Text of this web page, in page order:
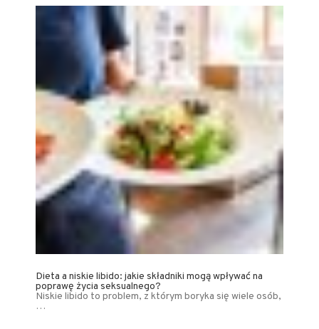
Dieta a niskie libido: jakie składniki mogą wpływać na
poprawę życia seksualnego?
Niskie libido to problem, z którym boryka się wiele osób,
…